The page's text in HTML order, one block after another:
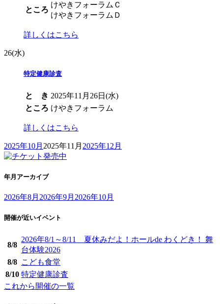
ところ
けやきフォーラムＣ
けやきフォーラムＤ
詳しくはこちら
26(水)
特定健康診査
と き 2025年11月26日(水)
ところ けやきフォーラム
詳しくはこちら
2025年10月 2025年11月 2025年12月
年月アーカイブ
2026年8月 2026年9月 2026年10月
開催が近いイベント
8/8
2026年8/1～8/11 夏休みだよ！ホールde わくどき！ 舞
台体験2026
8/8 こども食堂
8/10 特定健康診査
これから開催の一覧